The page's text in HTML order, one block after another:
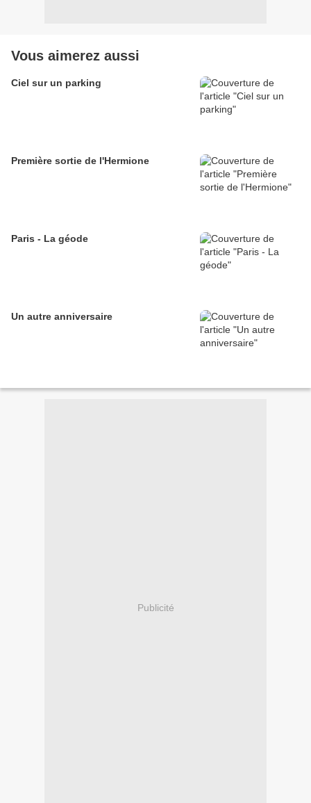
Vous aimerez aussi
Ciel sur un parking
Première sortie de l'Hermione
Paris - La géode
Un autre anniversaire
Publicité